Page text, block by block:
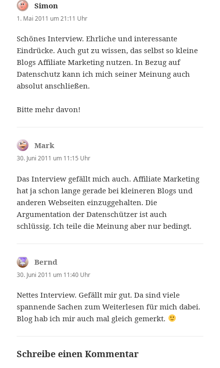
Simon
1. Mai 2011 um 21:11 Uhr
Schönes Interview. Ehrliche und interessante
Eindrücke. Auch gut zu wissen, das selbst so kleine
Blogs Affiliate Marketing nutzen. In Bezug auf
Datenschutz kann ich mich seiner Meinung auch
absolut anschließen.
Bitte mehr davon!
Mark
30. Juni 2011 um 11:15 Uhr
Das Interview gefällt mich auch. Affiliate Marketing
hat ja schon lange gerade bei kleineren Blogs und
anderen Webseiten einzuggehalten. Die
Argumentation der Datenschützer ist auch
schlüssig. Ich teile die Meinung aber nur bedingt.
Bernd
30. Juni 2011 um 11:40 Uhr
Nettes Interview. Gefällt mir gut. Da sind viele
spannende Sachen zum Weiterlesen für mich dabei.
Blog hab ich mir auch mal gleich gemerkt.
Schreibe einen Kommentar